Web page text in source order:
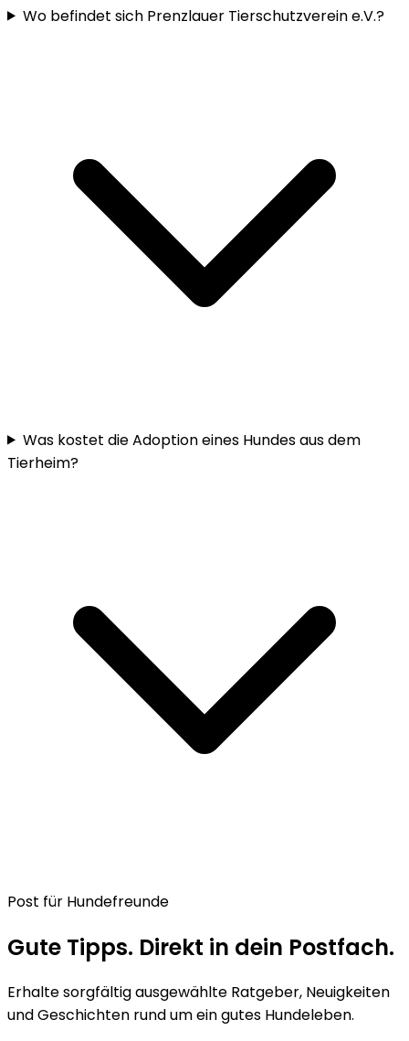
Wo befindet sich Prenzlauer Tierschutzverein e.V.?
Was kostet die Adoption eines Hundes aus dem
Tierheim?
Post für Hundefreunde
Gute Tipps. Direkt in dein Postfach.
Erhalte sorgfältig ausgewählte Ratgeber, Neuigkeiten
und Geschichten rund um ein gutes Hundeleben.